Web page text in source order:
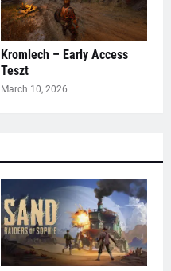
Kromlech – Early Access
Teszt
March 10, 2026